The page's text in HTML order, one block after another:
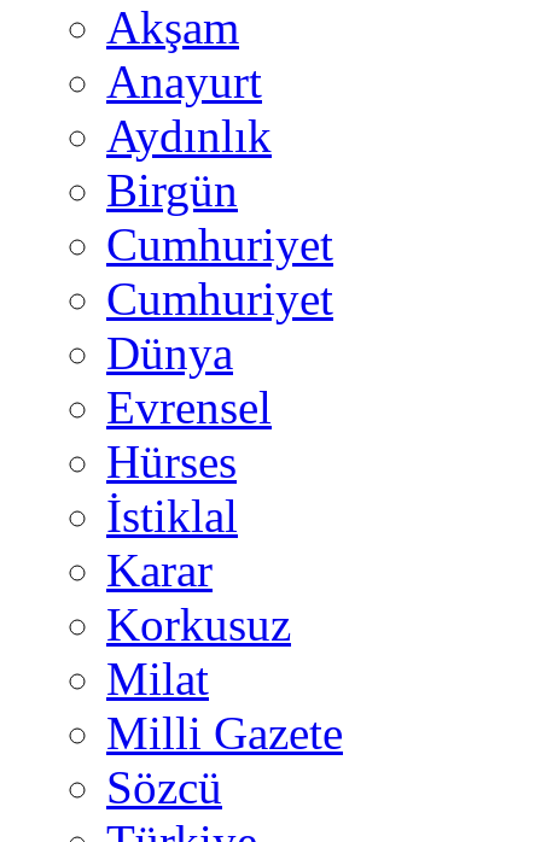
Akşam
Anayurt
Aydınlık
Birgün
Cumhuriyet
Cumhuriyet
Dünya
Evrensel
Hürses
İstiklal
Karar
Korkusuz
Milat
Milli Gazete
Sözcü